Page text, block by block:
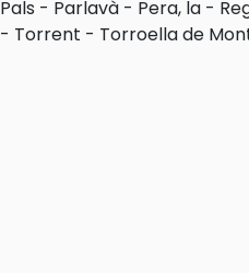
Pals - Parlavà - Pera, la -
- Torrent - Torroella de